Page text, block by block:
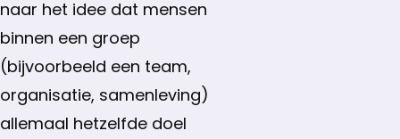
naar het idee dat mensen
binnen een groep
(bijvoorbeeld een team,
organisatie, samenleving)
allemaal hetzelfde doel